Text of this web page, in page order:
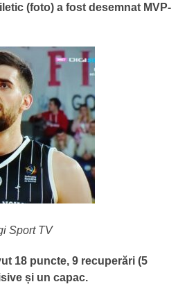
(foto) a fost desemnat MVP-
Sport TV
18 puncte, 9 recuperări (5
și un capac.